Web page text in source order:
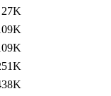
27K